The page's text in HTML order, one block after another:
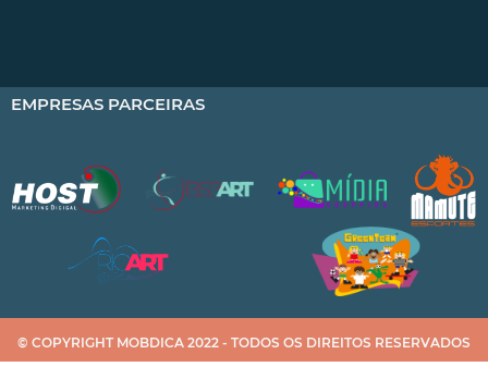
EMPRESAS PARCEIRAS
© COPYRIGHT MOBDICA 2022 - TODOS OS DIREITOS RESERVADOS